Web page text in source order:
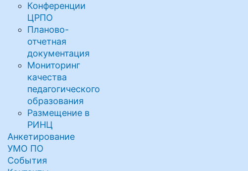
Конференции
ЦРПО
Планово-
отчетная
документация
Мониторинг
качества
педагогического
образования
Размещение в
РИНЦ
Анкетирование
УМО ПО
События